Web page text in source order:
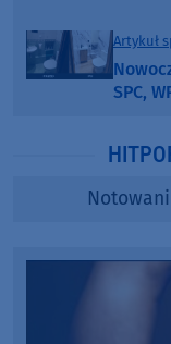
Artykuł
SPC,